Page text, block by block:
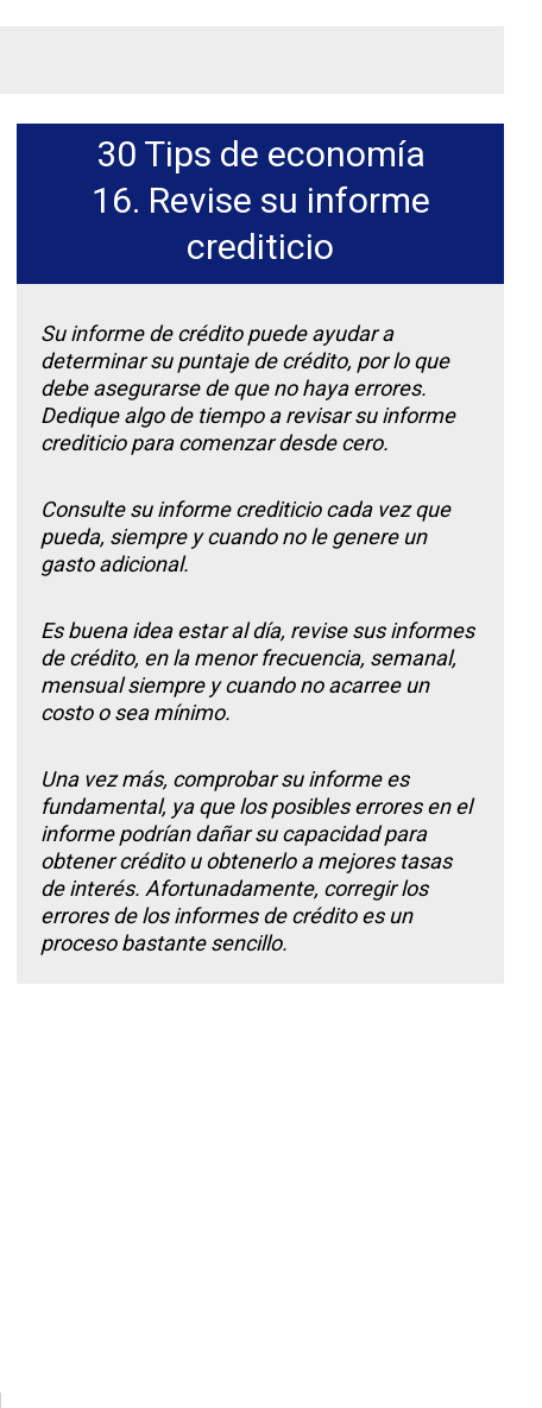
30 Tips de economía
16. Revise su informe
crediticio
Su informe de crédito puede ayudar a
determinar su puntaje de crédito, por lo que
debe asegurarse de que no haya errores.
Dedique algo de tiempo a revisar su informe
crediticio para comenzar desde cero.
Consulte su informe crediticio cada vez que
pueda, siempre y cuando no le genere un
gasto adicional.
Es buena idea estar al día, revise sus informes
de crédito, en la menor frecuencia, semanal,
mensual siempre y cuando no acarree un
costo o sea mínimo.
Una vez más, comprobar su informe es
fundamental, ya que los posibles errores en el
informe podrían dañar su capacidad para
obtener crédito u obtenerlo a mejores tasas
de interés. Afortunadamente, corregir los
errores de los informes de crédito es un
proceso bastante sencillo.